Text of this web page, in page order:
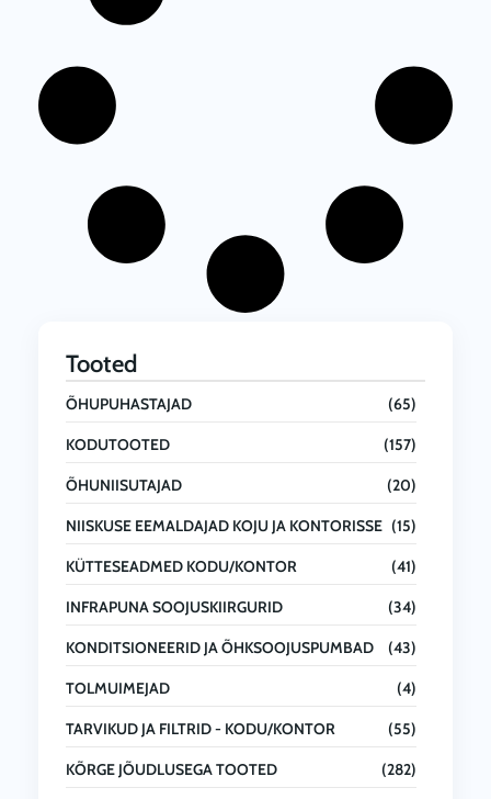
Tooted
ÕHUPUHASTAJAD (65)
KODUTOOTED (157)
ÕHUNIISUTAJAD (20)
NIISKUSE EEMALDAJAD KOJU JA KONTORISSE (15)
KÜTTESEADMED KODU/KONTOR (41)
INFRAPUNA SOOJUSKIIRGURID (34)
KONDITSIONEERID JA ÕHKSOOJUSPUMBAD (43)
TOLMUIMEJAD (4)
TARVIKUD JA FILTRID - KODU/KONTOR (55)
KÕRGE JÕUDLUSEGA TOOTED (282)